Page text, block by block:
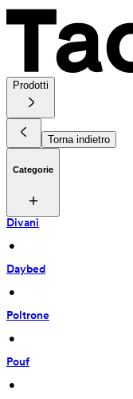
Prodotti
Torna indietro
Categorie
Divani
•
Daybed
•
Poltrone
•
Pouf
•